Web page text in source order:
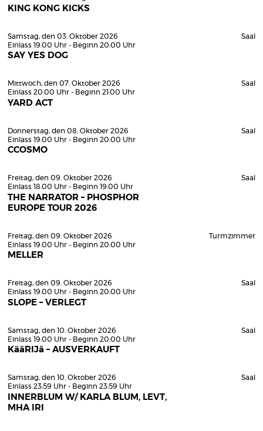
KING KONG KICKS
Samstag, den 03. Oktober 2026
Einlass 19:00 Uhr - Beginn 20:00 Uhr
SAY YES DOG
Saal
Mittwoch, den 07. Oktober 2026
Einlass 20:00 Uhr - Beginn 21:00 Uhr
YARD ACT
Saal
Donnerstag, den 08. Oktober 2026
Einlass 19:00 Uhr - Beginn 20:00 Uhr
CCOSMO
Saal
Freitag, den 09. Oktober 2026
Einlass 18:00 Uhr - Beginn 19:00 Uhr
THE NARRATOR – PHOSPHOR
EUROPE TOUR 2026
Saal
Freitag, den 09. Oktober 2026
Einlass 19:00 Uhr - Beginn 20:00 Uhr
MELLER
Turmzimmer
Freitag, den 09. Oktober 2026
Einlass 19:00 Uhr - Beginn 20:00 Uhr
SLOPE – VERLEGT
Saal
Samstag, den 10. Oktober 2026
Einlass 19:00 Uhr - Beginn 20:00 Uhr
KääRIJä – AUSVERKAUFT
Saal
Samstag, den 10. Oktober 2026
Einlass 23:59 Uhr - Beginn 23:59 Uhr
INNERBLUM W/ KARLA BLUM, LEVT,
MHA IRI
Saal